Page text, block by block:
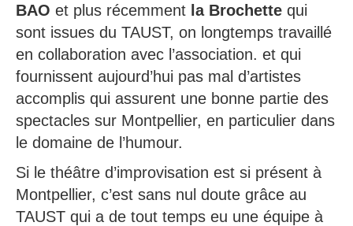
BAO et plus récemment la Brochette qui
sont issues du TAUST, on longtemps travaillé
en collaboration avec l’association. et qui
fournissent aujourd’hui pas mal d’artistes
accomplis qui assurent une bonne partie des
spectacles sur Montpellier, en particulier dans
le domaine de l’humour.
Si le théâtre d’improvisation est si présent à
Montpellier, c’est sans nul doute grâce au
TAUST qui a de tout temps eu une équipe à